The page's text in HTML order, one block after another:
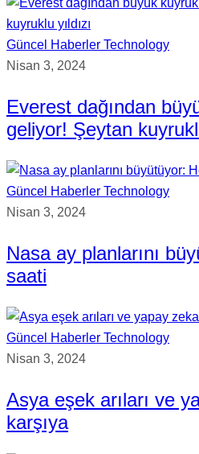
Güncel Haberler Technology
Nisan 3, 2024
Everest dağından
geliyor! Şeytan
Güncel Haberler Technology
Nisan 3, 2024
Nasa ay planlarını
saati
Güncel Haberler Technology
Nisan 3, 2024
Asya eşek arıları ve
karşıya